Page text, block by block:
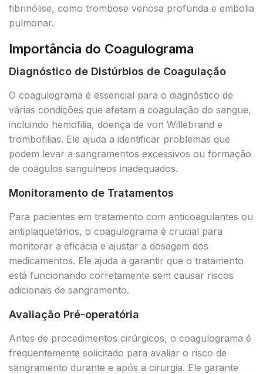
fibrinólise, como trombose venosa profunda e embolia
pulmonar.
Importância do Coagulograma
Diagnóstico de Distúrbios de Coagulação
O coagulograma é essencial para o diagnóstico de
várias condições que afetam a coagulação do sangue,
incluindo hemofilia, doença de von Willebrand e
trombofilias. Ele ajuda a identificar problemas que
podem levar a sangramentos excessivos ou formação
de coágulos sanguíneos inadequados.
Monitoramento de Tratamentos
Para pacientes em tratamento com anticoagulantes ou
antiplaquetários, o coagulograma é crucial para
monitorar a eficácia e ajustar a dosagem dos
medicamentos. Ele ajuda a garantir que o tratamento
está funcionando corretamente sem causar riscos
adicionais de sangramento.
Avaliação Pré-operatória
Antes de procedimentos cirúrgicos, o coagulograma é
frequentemente solicitado para avaliar o risco de
sangramento durante e após a cirurgia. Ele garante